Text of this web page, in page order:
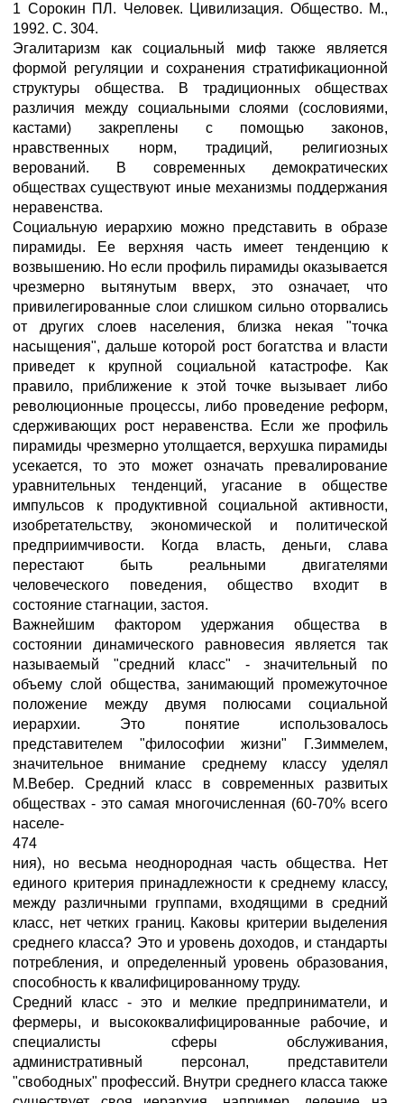
1 Сорокин ПЛ. Человек. Цивилизация. Общество. М.,
1992. С. 304.
Эгалитаризм как социальный миф также является
формой регуляции и сохранения стратификационной
структуры общества. В традиционных обществах
различия между социальными слоями (сословиями,
кастами) закреплены с помощью законов,
нравственных норм, традиций, религиозных
верований. В современных демократических
обществах существуют иные механизмы поддержания
неравенства.
Социальную иерархию можно представить в образе
пирамиды. Ее верхняя часть имеет тенденцию к
возвышению. Но если профиль пирамиды оказывается
чрезмерно вытянутым вверх, это означает, что
привилегированные слои слишком сильно оторвались
от других слоев населения, близка некая "точка
насыщения", дальше которой рост богатства и власти
приведет к крупной социальной катастрофе. Как
правило, приближение к этой точке вызывает либо
революционные процессы, либо проведение реформ,
сдерживающих рост неравенства. Если же профиль
пирамиды чрезмерно утолщается, верхушка пирамиды
усекается, то это может означать превалирование
уравнительных тенденций, угасание в обществе
импульсов к продуктивной социальной активности,
изобретательству, экономической и политической
предприимчивости. Когда власть, деньги, слава
перестают быть реальными двигателями
человеческого поведения, общество входит в
состояние стагнации, застоя.
Важнейшим фактором удержания общества в
состоянии динамического равновесия является так
называемый "средний класс" - значительный по
объему слой общества, занимающий промежуточное
положение между двумя полюсами социальной
иерархии. Это понятие использовалось
представителем "философии жизни" Г.Зиммелем,
значительное внимание среднему классу уделял
М.Вебер. Средний класс в современных развитых
обществах - это самая многочисленная (60-70% всего
населе-
474
ния), но весьма неоднородная часть общества. Нет
единого критерия принадлежности к среднему классу,
между различными группами, входящими в средний
класс, нет четких границ. Каковы критерии выделения
среднего класса? Это и уровень доходов, и стандарты
потребления, и определенный уровень образования,
способность к квалифицированному труду.
Средний класс - это и мелкие предприниматели, и
фермеры, и высококвалифицированные рабочие, и
специалисты сферы обслуживания,
административный персонал, представители
"свободных" профессий. Внутри среднего класса также